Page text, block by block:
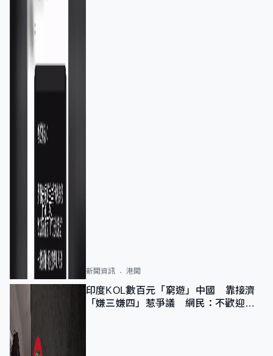
新聞資訊 港聞
印度KOL數百元「窮遊」中國 靠接濟
「嫌三嫌四」惹爭議 網民：不歡迎劣